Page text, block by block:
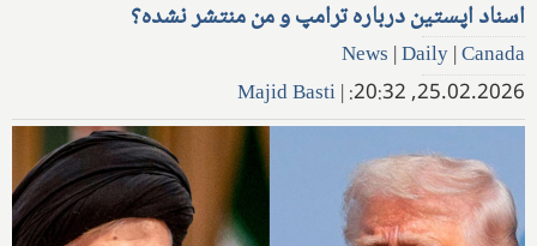
اسناد اپستین درباره ترامپ و من منتشر نشده؟
News |Daily|Canada
25.02.2026, 20:32:
|
Majid Basti